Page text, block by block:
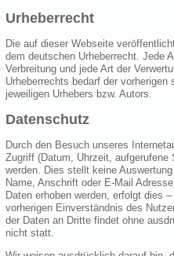
Urheberrecht
Die auf dieser Webseite
dem deutschen Urheberrecht. Jede
Verbreitung und jede Art der
Urheberrechts bedarf der
jeweiligen Urhebers bzw. Autors.
Datenschutz
Durch den Besuch unseres
Zugriff (Datum, Uhrzeit,
werden. Dies stellt keine
Name, Anschrift oder E-Mail
Daten erhoben werden, erfolgt dies
vorherigen Einverständnis des
der Daten an Dritte findet ohne
nicht statt.